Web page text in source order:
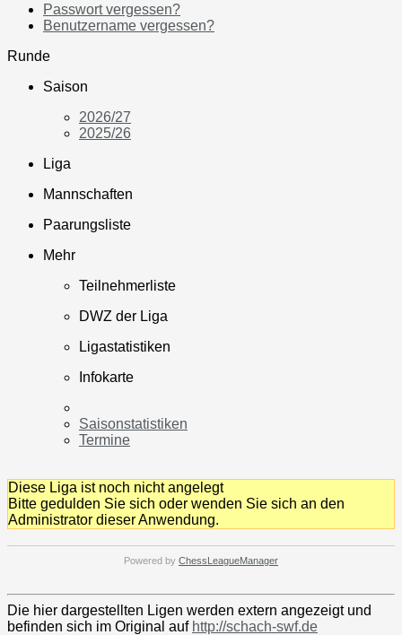
Passwort vergessen?
Benutzername vergessen?
Runde
Saison
2026/27
2025/26
Liga
Mannschaften
Paarungsliste
Mehr
Teilnehmerliste
DWZ der Liga
Ligastatistiken
Infokarte
Saisonstatistiken
Termine
Diese Liga ist noch nicht angelegt
Bitte gedulden Sie sich oder wenden Sie sich an den
Administrator dieser Anwendung.
Powered by ChessLeagueManager
Die hier dargestellten Ligen werden extern angezeigt und
befinden sich im Original auf http://schach-swf.de